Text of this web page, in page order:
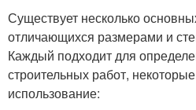
Существует несколько
отличающихся размерами и
Каждый подходит для
строительных работ,
использование: